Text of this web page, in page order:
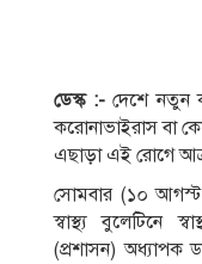
ডেস্ক :-দেশে নতুন
করোনাভাইরাস বা
এছাড়া এই রোগে
সোমবার (১০ আগস্ট)
স্বাস্থ্য বুলেটিনে
(প্রশাসন) অধ্যাপক